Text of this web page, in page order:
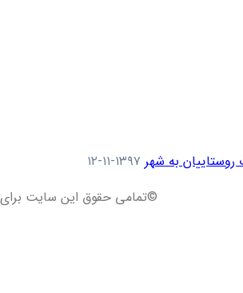
به شهر ۱۳۹۷-۱۱-۱۲
©تمامی حقوق این سایت برای